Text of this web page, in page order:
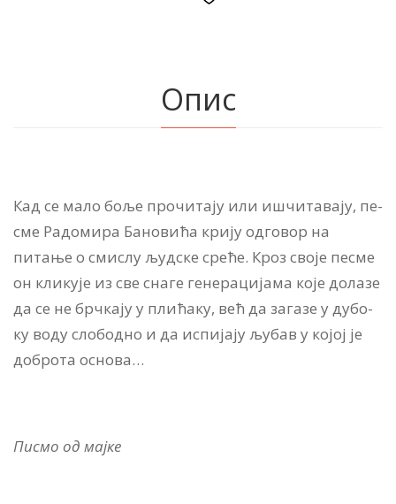
Опис
Кад се ма­ло бо­ље про­чи­та­ју или иш­чи­та­ва­ју, пе­
сме Ра­до­ми­ра Ба­но­ви­ћа крију од­го­вор на
питање о смислу људ­ске сре­ће. Кроз сво­је пе­сме
он кли­ку­је из све сна­ге ге­не­ра­ци­ја­ма ко­је до­ла­зе
да се не брч­ка­ју у пли­ћа­ку, већ да за­га­зе у ду­бо­
ку во­ду сло­бод­но и да ис­пи­ја­ју љубав у ко­јој је
до­бро­та осно­ва…
Писмо од мајке